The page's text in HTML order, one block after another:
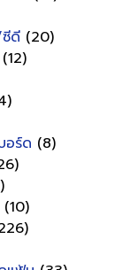
ดี (20)
(12)
อร์ด (8)
(10)